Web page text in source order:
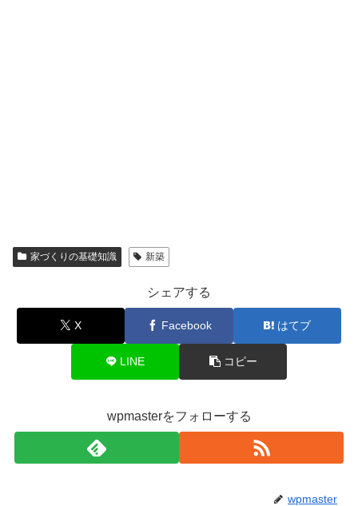
家づくりの基礎知識 新築
シェアする
X Facebook はてブ
LINE コピー
wpmasterをフォローする
wpmaster